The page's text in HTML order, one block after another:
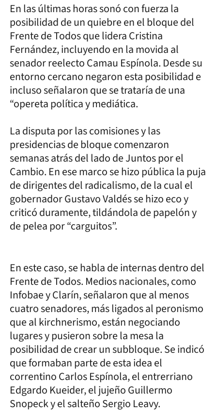
En las últimas horas sonó con fuerza la
posibilidad de un quiebre en el bloque del
Frente de Todos que lidera Cristina
Fernández, incluyendo en la movida al
senador reelecto Camau Espínola. Desde su
entorno cercano negaron esta posibilidad e
incluso señalaron que se trataría de una
“opereta política y mediática.
La disputa por las comisiones y las
presidencias de bloque comenzaron
semanas atrás del lado de Juntos por el
Cambio. En ese marco se hizo pública la puja
de dirigentes del radicalismo, de la cual el
gobernador Gustavo Valdés se hizo eco y
criticó duramente, tildándola de papelón y
de pelea por “carguitos”.
En este caso, se habla de internas dentro del
Frente de Todos. Medios nacionales, como
Infobae y Clarín, señalaron que al menos
cuatro senadores, más ligados al peronismo
que al kirchnerismo, están negociando
lugares y pusieron sobre la mesa la
posibilidad de crear un subbloque. Se indicó
que formaban parte de esta idea el
correntino Carlos Espínola, el entrerriano
Edgardo Kueider, el jujeño Guillermo
Snopeck y el salteño Sergio Leavy.